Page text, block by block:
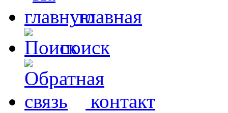
главная
поиск
контакт